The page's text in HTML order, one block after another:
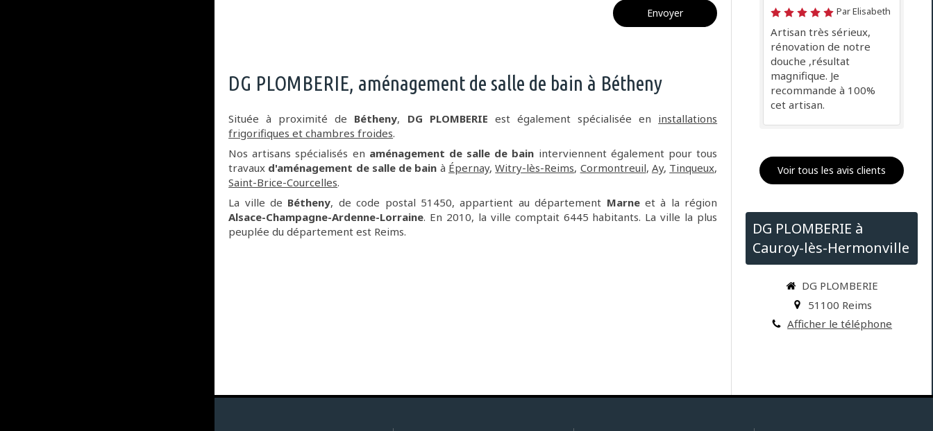
Envoyer
DG PLOMBERIE, aménagement de salle de bain à Bétheny
Située à proximité de Bétheny, DG PLOMBERIE est également spécialisée en installations
frigorifiques et chambres froides.
Nos artisans spécialisés en aménagement de salle de bain interviennent également pour tous
travaux d'aménagement de salle de bain à Épernay,Witry-lès-Reims, Cormontreuil, Ay, Tinqueux,
Saint-Brice-Courcelles.
La ville de Bétheny, de code postal 51450, appartient au département Marneet à la région
Alsace-Champagne-Ardenne-Lorraine. En 2010, la ville comptait 6445 habitants. La ville la plus
peuplée du département est Reims.
Par Elisabeth
Artisan très sérieux,
rénovation de notre
douche ,résultat
magnifique. Je
recommande à 100%
cet artisan.
Voir tous les avis clients
DG PLOMBERIE à
Cauroy-lès-Hermonville
DG PLOMBERIE
51100 Reims
Afficher le téléphone